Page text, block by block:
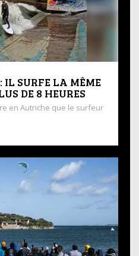
IL SURFE LA MÊME
DE 8 HEURES
en Autriche que le surfeur